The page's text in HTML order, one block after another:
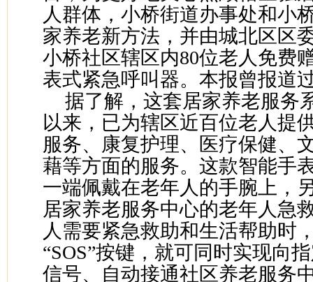
人群体，小桥街道办事处和小
家养老新方法，并由城北区区
小桥社区辖区内80位老人免费
表式紧急呼叫器。本报曾报道
据了解，这套居家养老服务
以来，已为辖区近百位老人提
服务、康复护理、医疗保健、
藉等方面的服务。这款智能手
一端佩戴在老年人的手腕上，
居家养老服务中心的老年人急
人需要紧急救助和生活帮助时
“SOS”按键，就可同时实现向
信号、自动接通社区养老服务